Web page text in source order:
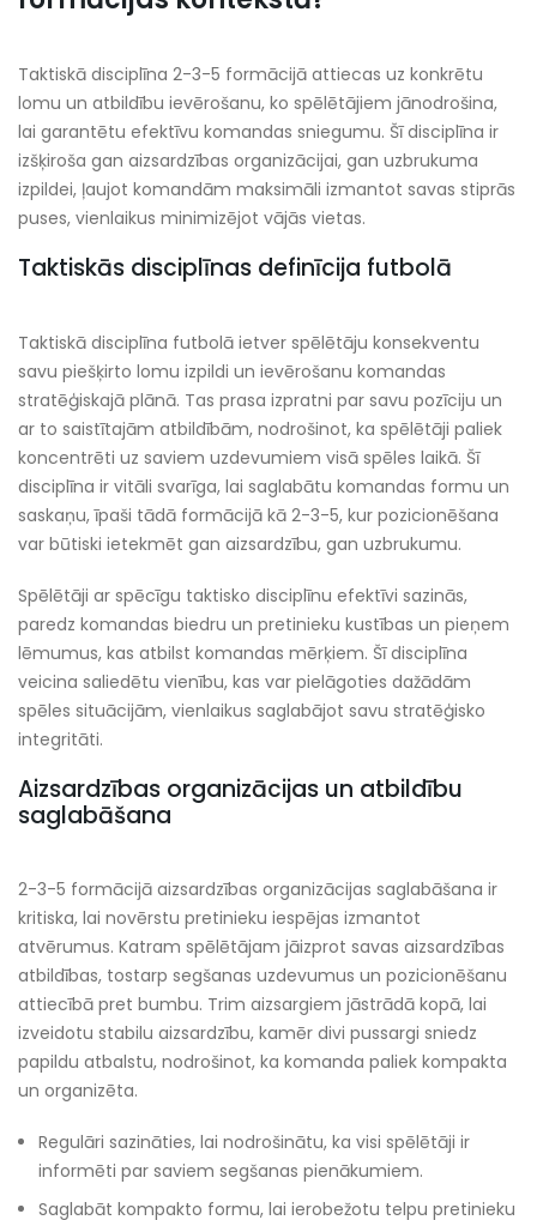
Taktiskā disciplīna 2-3-5 formācijā attiecas uz konkrētu
lomu un atbildību ievērošanu, ko spēlētājiem jānodrošina,
lai garantētu efektīvu komandas sniegumu. Šī disciplīna ir
izšķiroša gan aizsardzības organizācijai, gan uzbrukuma
izpildei, ļaujot komandām maksimāli izmantot savas stiprās
puses, vienlaikus minimizējot vājās vietas.
Taktiskās disciplīnas definīcija futbolā
Taktiskā disciplīna futbolā ietver spēlētāju konsekventu
savu piešķirto lomu izpildi un ievērošanu komandas
stratēģiskajā plānā. Tas prasa izpratni par savu pozīciju un
ar to saistītajām atbildībām, nodrošinot, ka spēlētāji paliek
koncentrēti uz saviem uzdevumiem visā spēles laikā. Šī
disciplīna ir vitāli svarīga, lai saglabātu komandas formu un
saskaņu, īpaši tādā formācijā kā 2-3-5, kur pozicionēšana
var būtiski ietekmēt gan aizsardzību, gan uzbrukumu.
Spēlētāji ar spēcīgu taktisko disciplīnu efektīvi sazinās,
paredz komandas biedru un pretinieku kustības un pieņem
lēmumus, kas atbilst komandas mērķiem. Šī disciplīna
veicina saliedētu vienību, kas var pielāgoties dažādām
spēles situācijām, vienlaikus saglabājot savu stratēģisko
integritāti.
Aizsardzības organizācijas un atbildību
saglabāšana
2-3-5 formācijā aizsardzības organizācijas saglabāšana ir
kritiska, lai novērstu pretinieku iespējas izmantot
atvērumus. Katram spēlētājam jāizprot savas aizsardzības
atbildības, tostarp segšanas uzdevumus un pozicionēšanu
attiecībā pret bumbu. Trim aizsargiem jāstrādā kopā, lai
izveidotu stabilu aizsardzību, kamēr divi pussargi sniedz
papildu atbalstu, nodrošinot, ka komanda paliek kompakta
un organizēta.
Regulāri sazināties, lai nodrošinātu, ka visi spēlētāji ir
informēti par saviem segšanas pienākumiem.
Saglabāt kompakto formu, lai ierobežotu telpu pretinieku